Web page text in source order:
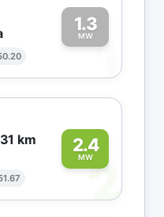
1.3
MW1
km
2.4
MW
2